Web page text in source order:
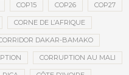
COP15 COP26 COP27
CORNE DE L’AFRIQUE
DAKAR-BAMAKO
CORRUPTION AU MALI